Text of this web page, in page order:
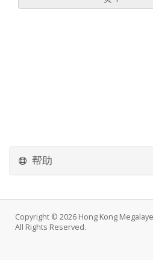
帮助
Copyright © 2026 Hong Kong
All Rights Reserved.